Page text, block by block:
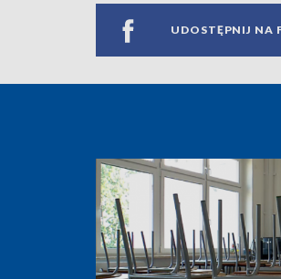
UDOSTĘPNIJ NA